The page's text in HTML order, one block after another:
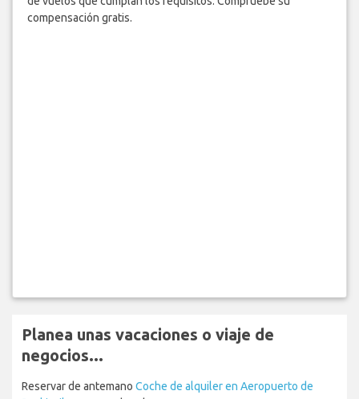
compensación gratis.
Planea unas vacaciones o viaje de
negocios...
Reservar de antemano Coche de alquiler en Aeropuerto de